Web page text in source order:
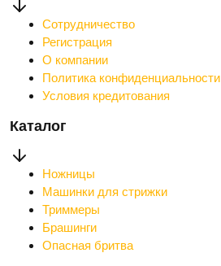
Сотрудничество
Регистрация
О компании
Политика конфиденциальности
Условия кредитования
Каталог
Ножницы
Машинки для стрижки
Триммеры
Брашинги
Опасная бритва